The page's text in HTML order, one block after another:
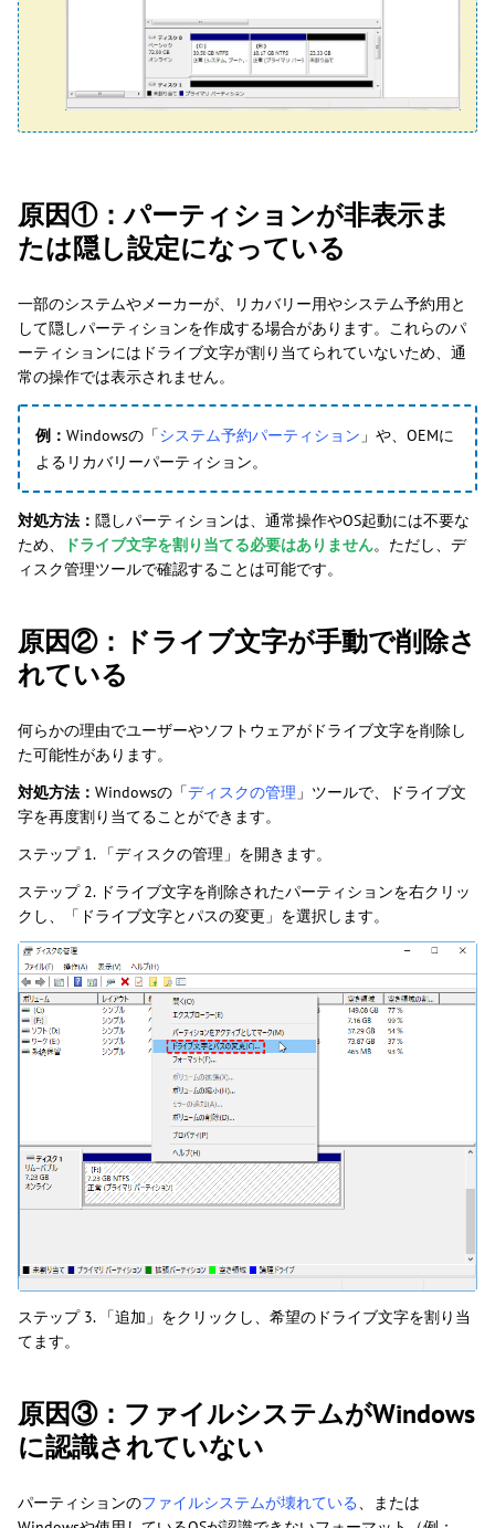
原因①：パーティションが非表示ま
たは隠し設定になっている
一部のシステムやメーカーが、リカバリー用やシステム予約用と
して隠しパーティションを作成する場合があります。これらのパ
ーティションにはドライブ文字が割り当てられていないため、通
常の操作では表示されません。
例： Windowsの「システム予約パーティション 」や、OEMに
よるリカバリーパーティション。
対処方法： 隠しパーティションは、通常操作やOS起動には不要な
ため、
ドライブ文字を割り当てる必要はありません。ただし、デ
ィスク管理ツールで確認することは可能です。
原因②：ドライブ文字が手動で削除さ
れている
何らかの理由でユーザーやソフトウェアがドライブ文字を削除し
た可能性があります。
対処方法： Windowsの「ディスクの管理 」ツールで、ドライブ文
字を再度割り当てることができます。
ステップ 1. 「ディスクの管理」を開きます。
ステップ 2. ドライブ文字を削除されたパーティションを右クリッ
クし、「ドライブ文字とパスの変更」を選択します。
ステップ 3. 「追加」をクリックし、希望のドライブ文字を割り当
てます。
原因③：ファイルシステムがWindows
に認識されていない
パーティションのファイルシステムが壊れている、または